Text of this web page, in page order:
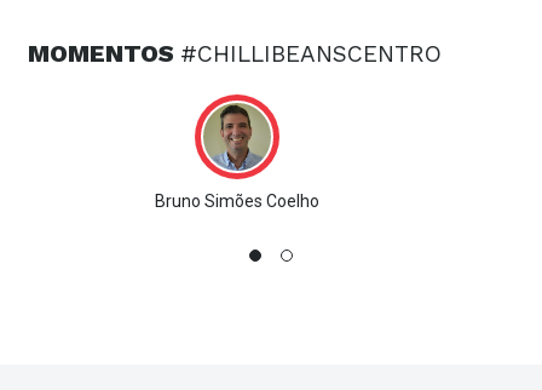
MOMENTOS #CHILLIBEANSCENTRO
Bruno Simões Coelho